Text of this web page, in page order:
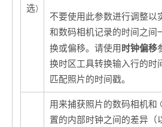
选)
不要使用此参数进行调整以
和数码相机记录的时间之间
换或偏移。请使用 时钟偏移
换时区工具转换输入行的时
匹配照片的时间戳。
用来捕获照片的数码相机和
置的内部时钟之间的差异（